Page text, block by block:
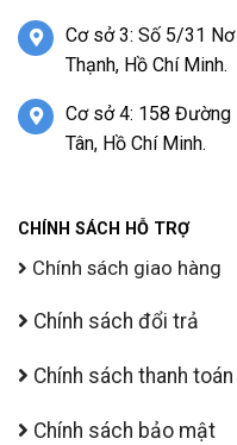
Cơ sở 3: Số 5/31 Nơ
Thạnh, Hồ Chí Minh.
Cơ sở 4: 158 Đường
Tân, Hồ Chí Minh.
CHÍNH SÁCH HỖ TRỢ
Chính sách giao hàng
Chính sách đổi trả
Chính sách thanh toán
Chính sách bảo mật